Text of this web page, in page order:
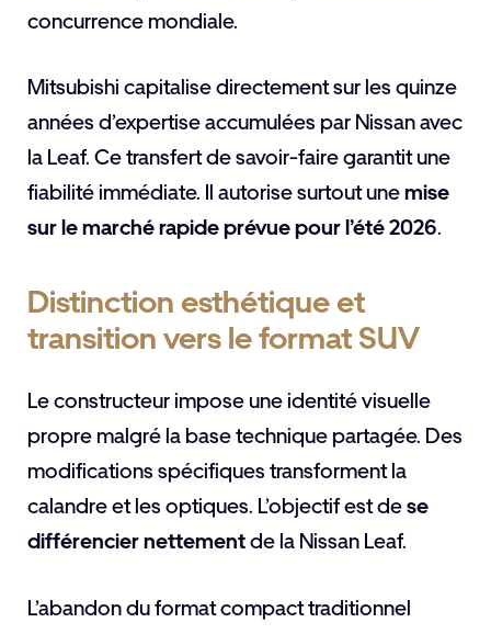
concurrence mondiale.
Mitsubishi capitalise directement sur les quinze
années d’expertise accumulées par Nissan avec
la Leaf. Ce transfert de savoir-faire garantit une
fiabilité immédiate. Il autorise surtout unemise
sur le marché rapide prévue pour l’été 2026.
Distinction esthétique et
transition vers le format SUV
Le constructeur impose une identité visuelle
propre malgré la base technique partagée. Des
modifications spécifiques transforment la
calandre et les optiques. L’objectif est dese
différencier nettementde la Nissan Leaf.
L’abandon du format compact traditionnel